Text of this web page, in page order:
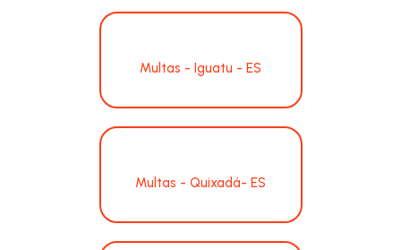
Multas - Iguatu - ES
Multas - Quixadá- ES